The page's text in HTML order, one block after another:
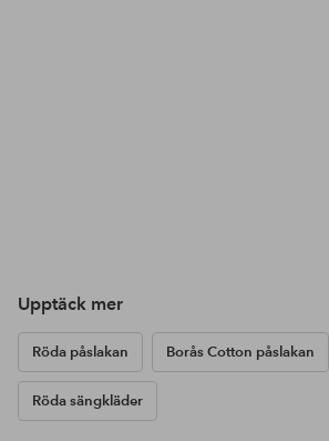
Upptäck mer
Röda påslakan Borås Cotton påslakan
Röda sängkläder